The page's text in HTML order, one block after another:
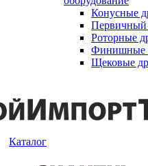
Конусные
Первичный
Роторные
Финишные
Щековые
Каталог